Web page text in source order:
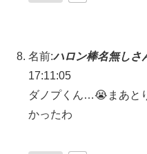
名前:ハロン棒名無しさ
17:11:05
ダノプくん…😭まあと
かったわ